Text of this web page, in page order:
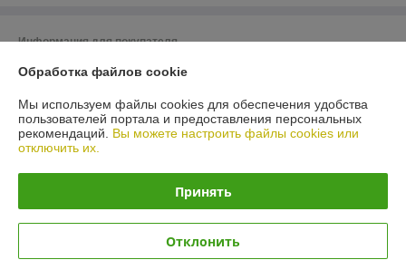
Информация для покупателя
Юридическое лицо:ООО "Нужный инструмент"
220075. г.Минск, пер.Промышленный 8 кабинет 20
Регистрационный номер ЕГР: 192328161
УНП: 192328161
Дата регистрации компании: 25.08.2014
Ссылка на свидетельство/лицензию
Ссылка на свидетельство/лицензию
Обработка файлов cookie
Мы используем файлы cookies для обеспечения удобства
пользователей портала и предоставления персональных
рекомендаций. Вы можете настроить файлы cookies или
отключить их.
Принять
Отклонить